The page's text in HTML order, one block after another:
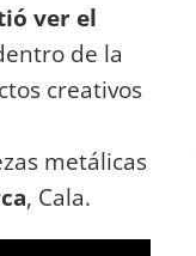
ver el
de la
creativos
metálicas
, Cala.